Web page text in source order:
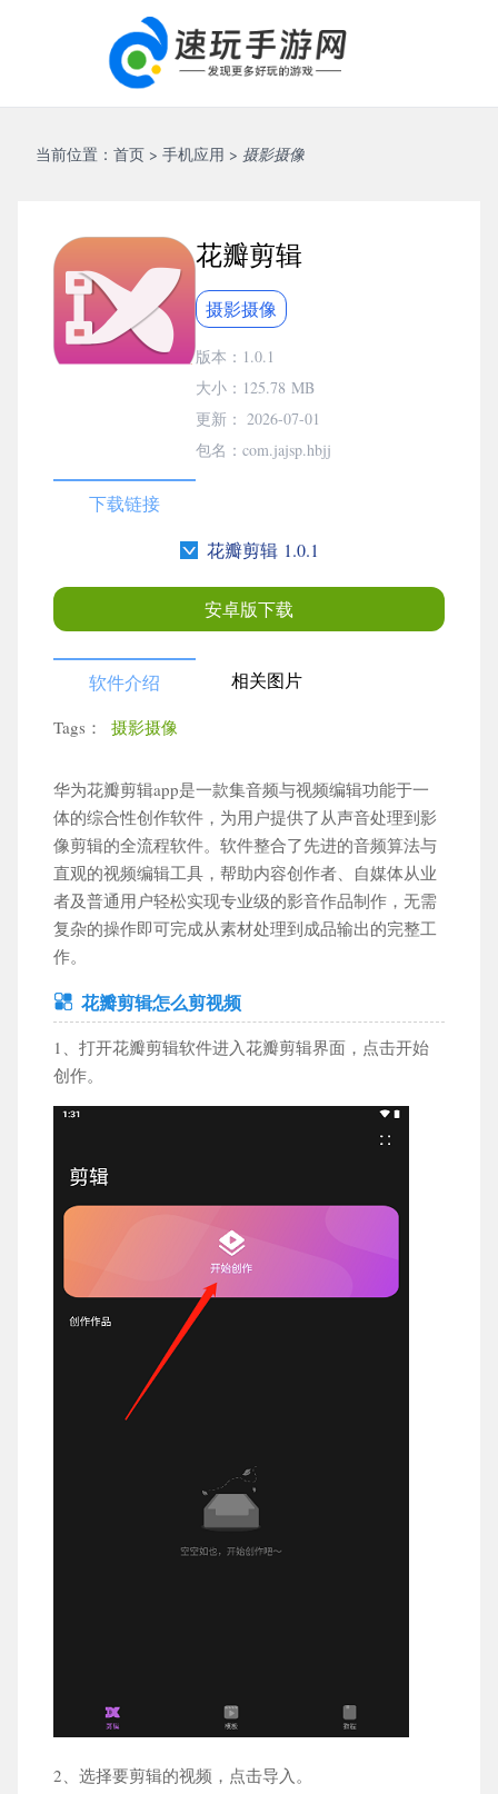
更多栏目 ×
搜索
休闲益智 模拟经营 音乐舞蹈 飞行射击
体育竞技
工具应用
小说漫画
摄影摄像
当前位置： 首页 > 手机应用 > 摄影摄像
花瓣剪辑
摄影摄像
版本：1.0.1
大小： 125.78 MB
更新： 2026-07-01
包名：com.jajsp.hbjj
下载链接
花瓣剪辑 1.0.1
安卓版下载
软件介绍 相关图片
Tags： 摄影摄像
华为花瓣剪辑app是一款集音频与视频编辑功能于一
体的综合性创作软件，为用户提供了从声音处理到影
像剪辑的全流程软件。软件整合了先进的音频算法与
直观的视频编辑工具，帮助内容创作者、自媒体从业
者及普通用户轻松实现专业级的影音作品制作，无需
复杂的操作即可完成从素材处理到成品输出的完整工
作。
花瓣剪辑怎么剪视频
1、打开花瓣剪辑软件进入花瓣剪辑界面，点击开始
创作。
2、选择要剪辑的视频，点击导入。